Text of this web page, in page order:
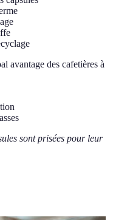
avantage des cafetières à
sont prisées pour leur